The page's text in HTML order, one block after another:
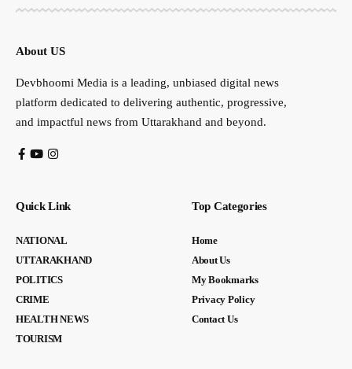
About US
Devbhoomi Media is a leading, unbiased digital news
platform dedicated to delivering authentic, progressive,
and impactful news from Uttarakhand and beyond.
Quick Link
NATIONAL
UTTARAKHAND
POLITICS
CRIME
HEALTH NEWS
TOURISM
Top Categories
Home
About Us
My Bookmarks
Privacy Policy
Contact Us